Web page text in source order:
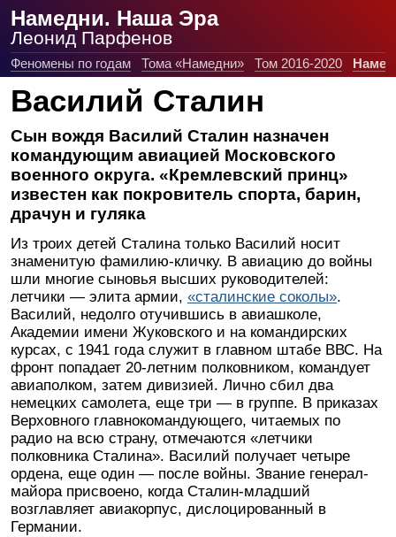
Намедни. Наша Эра
Леонид Парфенов
Феномены по годам Тома «Намедни» Том 2016-2020
Василий Сталин
Сын вождя Василий Сталин назначен
командующим авиацией Московского
военного округа. «Кремлевский принц»
известен как покровитель спорта, барин,
драчун и гуляка
Из троих детей Сталина только Василий носит
знаменитую фамилию-кличку. В авиацию до войны
шли многие сыновья высших руководителей:
летчики — элита армии, «сталинские соколы».
Василий, недолго отучившись в авиашколе,
Академии имени Жуковского и на командирских
курсах, с 1941 года служит в главном штабе ВВС. На
фронт попадает 20-летним полковником, командует
авиаполком, затем дивизией. Лично сбил два
немецких самолета, еще три — в группе. В приказах
Верховного главнокомандующего, читаемых по
радио на всю страну, отмечаются «летчики
полковника Сталина». Василий получает четыре
ордена, еще один — после войны. Звание генерал-
майора присвоено, когда Сталин-младший
возглавляет авиакорпус, дислоцированный в
Германии.